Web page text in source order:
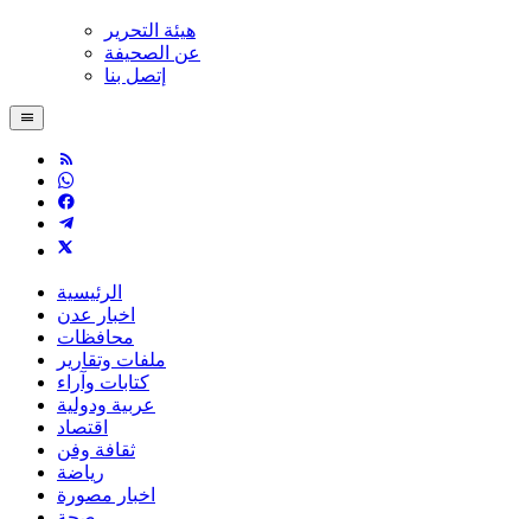
هيئة التحرير
عن الصحيفة
إتصل بنا
الرئيسية
اخبار عدن
محافظات
ملفات وتقارير
كتابات وآراء
عربية ودولية
اقتصاد
ثقافة وفن
رياضة
اخبار مصورة